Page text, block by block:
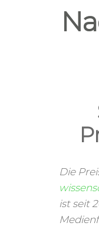
Die
ist seit